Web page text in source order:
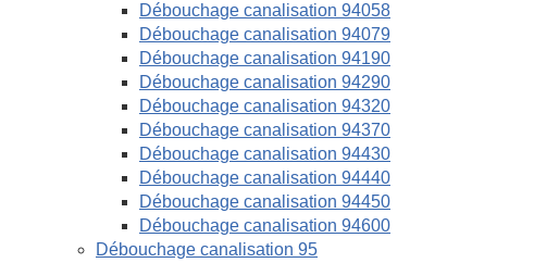
Débouchage canalisation 94058
Débouchage canalisation 94079
Débouchage canalisation 94190
Débouchage canalisation 94290
Débouchage canalisation 94320
Débouchage canalisation 94370
Débouchage canalisation 94430
Débouchage canalisation 94440
Débouchage canalisation 94450
Débouchage canalisation 94600
Débouchage canalisation 95